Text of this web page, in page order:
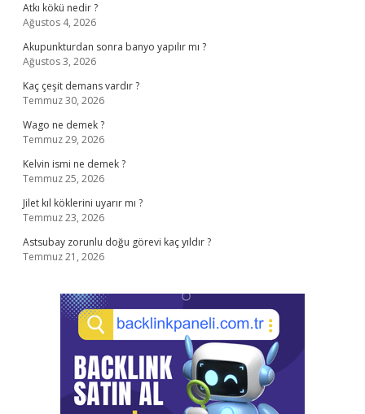
Atkı kökü nedir ?
Ağustos 4, 2026
Akupunkturdan sonra banyo yapılır mı ?
Ağustos 3, 2026
Kaç çeşit demans vardır ?
Temmuz 30, 2026
Wago ne demek ?
Temmuz 29, 2026
Kelvin ismi ne demek ?
Temmuz 25, 2026
Jilet kıl köklerini uyarır mı ?
Temmuz 23, 2026
Astsubay zorunlu doğu görevi kaç yıldır ?
Temmuz 21, 2026